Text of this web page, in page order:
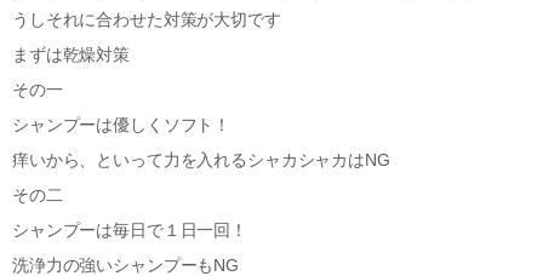
うしそれに合わせた対策が大切です
まずは乾燥対策
その一
シャンプーは優しくソフト！
痒いから、といって力を入れるシャカシャカはNG
その二
シャンプーは毎日で１日一回！
洗浄力の強いシャンプーもNG